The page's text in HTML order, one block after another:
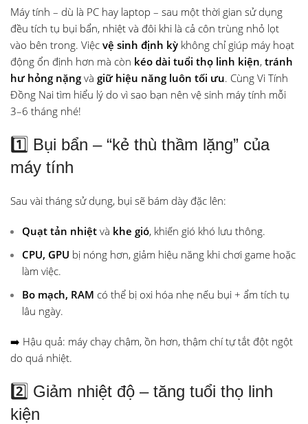
Máy tính – dù là PC hay laptop – sau một thời gian sử dụng
đều tích tụ bụi bẩn, nhiệt và đôi khi là cả côn trùng nhỏ lọt
vào bên trong. Việc vệ sinh định kỳ không chỉ giúp máy hoạt
động ổn định hơn mà còn kéo dài tuổi thọ linh kiện, tránh
hư hỏng nặng và giữ hiệu năng luôn tối ưu. Cùng Vi Tính
Đồng Nai tìm hiểu lý do vì sao bạn nên vệ sinh máy tính mỗi
3–6 tháng nhé!
1️⃣ Bụi bẩn – “kẻ thù thầm lặng” của
máy tính
Sau vài tháng sử dụng, bụi sẽ bám dày đặc lên:
Quạt tản nhiệt và khe gió, khiến gió khó lưu thông.
CPU, GPU bị nóng hơn, giảm hiệu năng khi chơi game hoặc
làm việc.
Bo mạch, RAM có thể bị oxi hóa nhẹ nếu bụi + ẩm tích tụ
lâu ngày.
➡️ Hậu quả: máy chạy chậm, ồn hơn, thậm chí tự tắt đột ngột
do quá nhiệt.
2️⃣ Giảm nhiệt độ – tăng tuổi thọ linh
kiện